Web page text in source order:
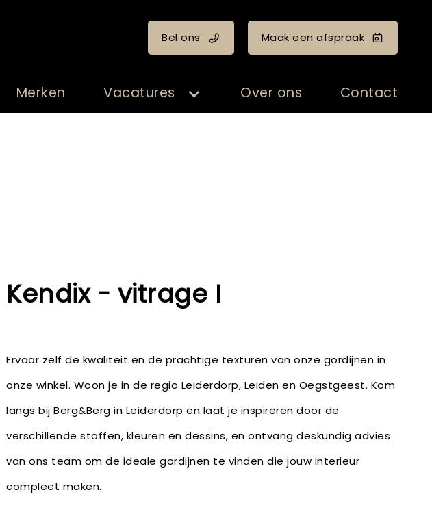
Bel ons Maak een afspraak
Merken Vacatures Over ons Contact
Kendix - vitrage I
Ervaar zelf de kwaliteit en de prachtige texturen van onze gordijnen in
onze winkel. Woon je in de regio Leiderdorp, Leiden en Oegstgeest. Kom
langs bij Berg&Berg in Leiderdorp en laat je inspireren door de
verschillende stoffen, kleuren en dessins, en ontvang deskundig advies
van ons team om de ideale gordijnen te vinden die jouw interieur
compleet maken.